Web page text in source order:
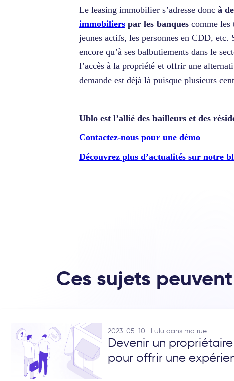
Le leasing immobilier s’adresse donc à
immobiliers par les banques comme les
jeunes actifs, les personnes en CDD, etc.
encore qu’à ses balbutiements dans le
l’accès à la propriété et offrir une
demande est déjà là puisque plusieurs
Ublo est l’allié des bailleurs et des
Contactez-nous pour une démo
Découvrez plus d’actualités sur notre
Ces sujets
2023-05-10—Lulu dans ma rue
Devenir un
pour offrir une